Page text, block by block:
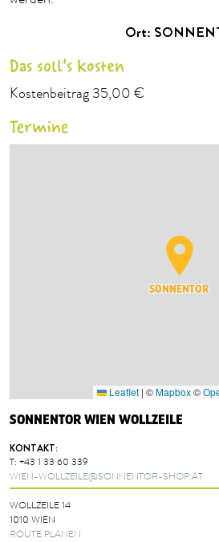
Ort:
Das soll's kosten
Kostenbeitrag 35,00 €
Termine
SONNENTOR WIEN WOLLZEILE
KONTAKT:
T: +43 1 33 60 339
WIEN-WOLLZEILE@SONNENTOR-SHOP.AT
WOLLZEILE 14
1010 WIEN
ROUTE PLANEN
SONNENTOR
Leaflet | ©Mapbox©